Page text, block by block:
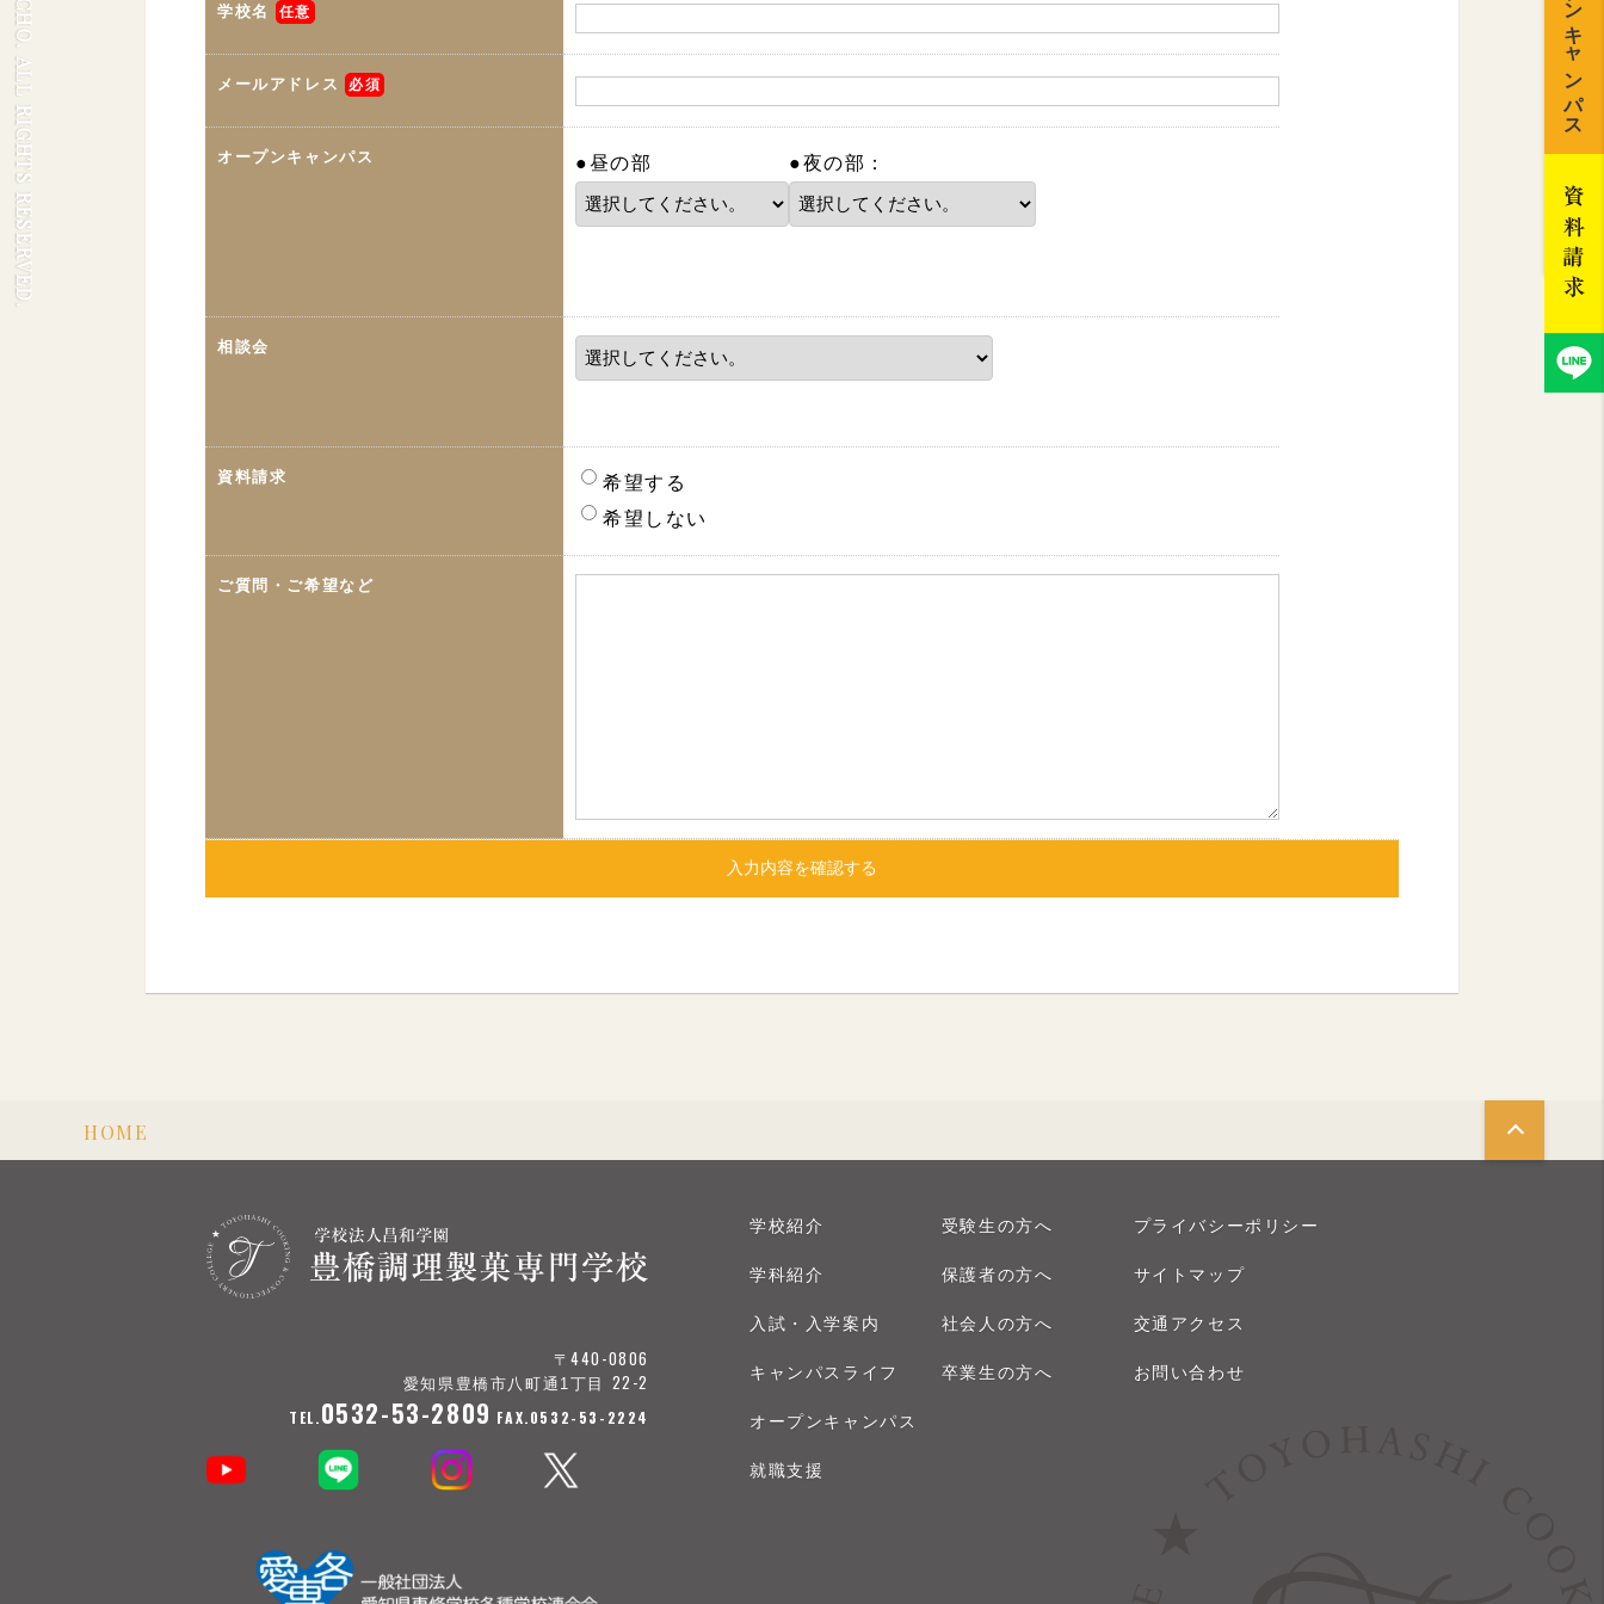
学校名 任意
メールアドレス 必須
オープンキャンパス ●昼の部 ●夜の部：
相談会
資料請求
希望する
希望しない
ご質問・ご希望など
HOME
〒440-0806
愛知県豊橋市八町通1丁目 22-2
TEL.0532-53-2809 FAX.0532-53-2224
学校紹介
学科紹介
入試・入学案内
キャンパスライフ
オープンキャンパス
就職支援
受験生の方へ
保護者の方へ
社会人の方へ
卒業生の方へ
プライバシーポリシー
サイトマップ
交通アクセス
お問い合わせ